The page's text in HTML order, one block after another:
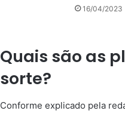
16/04/2023
Quais são as
sorte?
Conforme explicado pela